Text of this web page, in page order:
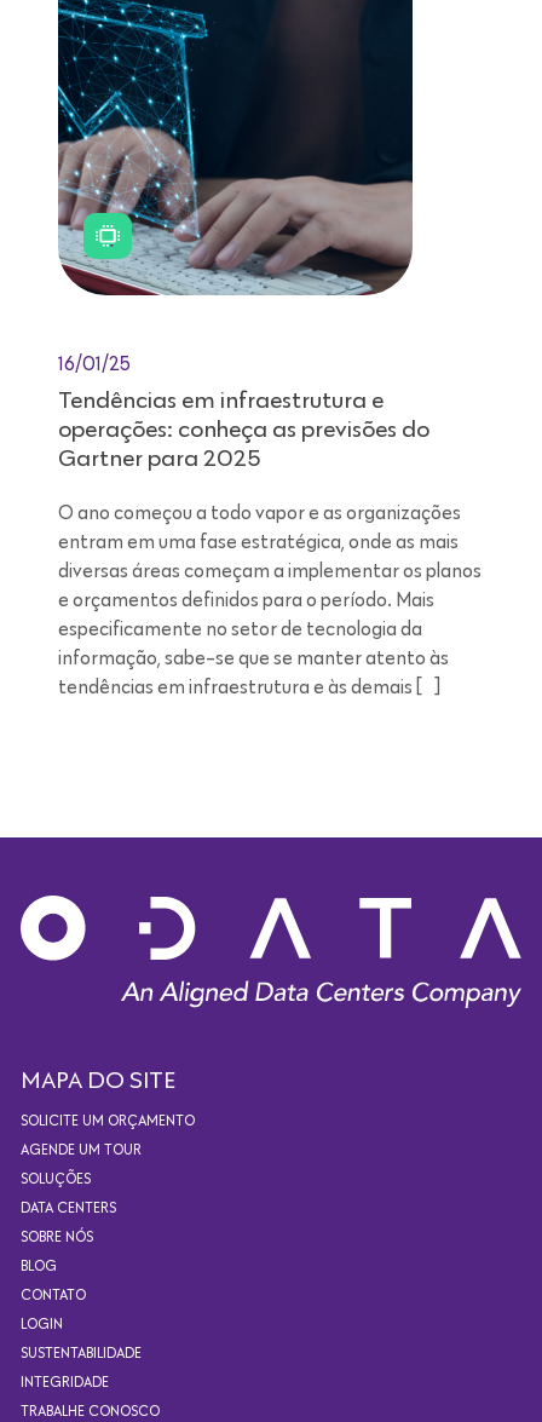
16/01/25
Tendências em infraestrutura e
operações: conheça as previsões do
Gartner para 2025
O ano começou a todo vapor e as organizações
entram em uma fase estratégica, onde as mais
diversas áreas começam a implementar os planos
e orçamentos definidos para o período. Mais
especificamente no setor de tecnologia da
informação, sabe-se que se manter atento às
tendências em infraestrutura e às demais […]
MAPA DO SITE
SOLICITE UM ORÇAMENTO
AGENDE UM TOUR
SOLUÇÕES
DATA CENTERS
SOBRE NÓS
BLOG
CONTATO
LOGIN
SUSTENTABILIDADE
INTEGRIDADE
TRABALHE CONOSCO